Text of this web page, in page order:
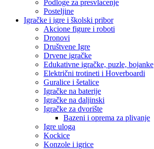
Podloge za presvlacenje
Posteljine
Igračke i igre i školski pribor
Akcione figure i roboti
Dronovi
Društvene Igre
Drvene igračke
Edukativne igračke, puzle, bojanke
Električni trotineti i Hoverboardi
Guralice i šetalice
Igračke na baterije
Igračke na daljinski
‎Igračke za dvorište
Bazeni i oprema za plivanje
Igre uloga
Kockice
Konzole i igrice